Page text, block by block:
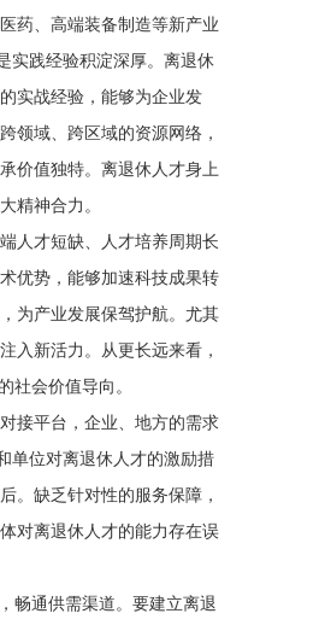
药、高端装备制造等新产业
实践经验积淀深厚。离退休
实战经验，能够为企业发
领域、跨区域的资源网络，
价值独特。离退休人才身上
精神合力。
人才短缺、人才培养周期长
优势，能够加速科技成果转
为产业发展保驾护航。尤其
入新活力。从更长远来看，
社会价值导向。
接平台，企业、地方的需求
单位对离退休人才的激励措
。缺乏针对性的服务保障，
对离退休人才的能力存在误
畅通供需渠道。要建立离退